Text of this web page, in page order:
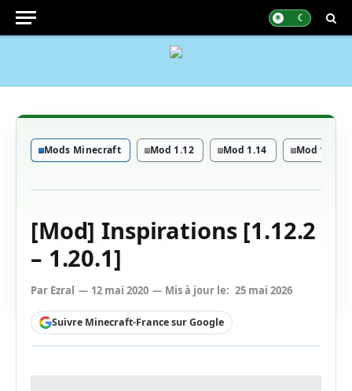
Mods Minecraft Mod 1.12 Mod 1.14 Mod 1.15
[Mod] Inspirations [1.12.2
– 1.20.1]
Par Ezral 12 mai 2020 Mis à jour le: 25 mai 2026
Suivre Minecraft-France sur Google